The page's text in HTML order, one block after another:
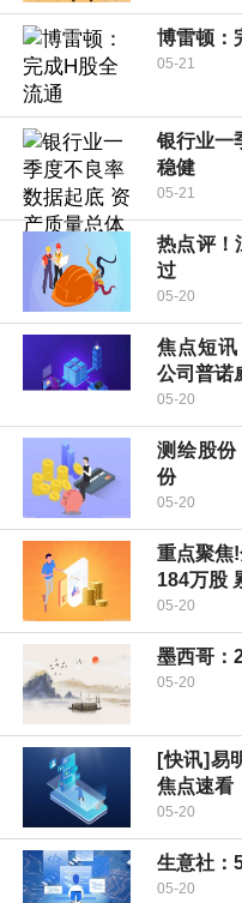
博雷顿：
05-21
银行业一
稳健
05-21
热点评！
过
05-20
焦点短讯
公司普诺
05-20
测绘股
份
05-20
重点聚焦
184万股
05-20
墨西哥：
05-20
[快讯]易
焦点速看
05-20
生意社：
05-20